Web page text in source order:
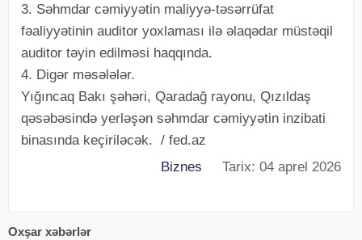
3. Səhmdar cəmiyyətin maliyyə-təsərrüfat
fəaliyyətinin auditor yoxlaması ilə əlaqədar müstəqil
auditor təyin edilməsi haqqında.
4. Digər məsələlər.
Yığıncaq Bakı şəhəri, Qaradağ rayonu, Qızıldaş
qəsəbəsində yerləşən səhmdar cəmiyyətin inzibati
binasında keçiriləcək. / fed.az
Biznes Tarix: 04 aprel 2026
Oxşar xəbərlər